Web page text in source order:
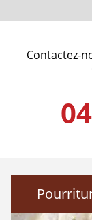
Contactez-